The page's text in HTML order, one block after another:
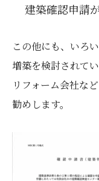
建築確認申請
この他にも、いろ
増築を検討されて
リフォーム会社な
勧めします。